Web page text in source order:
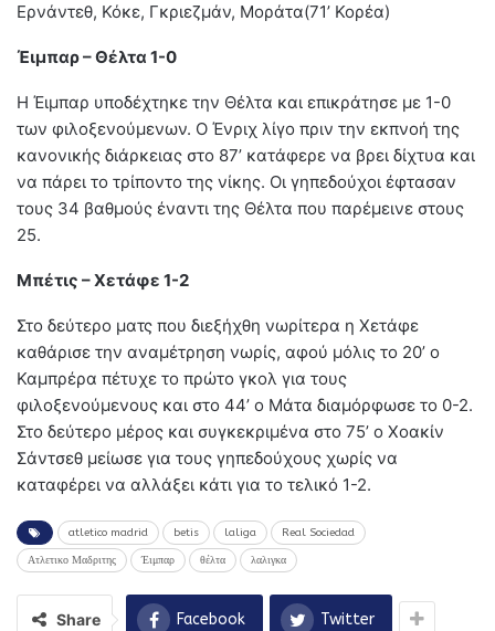
Ερνάντεθ, Κόκε, Γκριεζμάν, Μοράτα(71’ Κορέα)
Έιμπαρ – Θέλτα 1-0
Η Έιμπαρ υποδέχτηκε την Θέλτα και επικράτησε με 1-0
των φιλοξενούμενων. Ο Ένριχ λίγο πριν την εκπνοή της
κανονικής διάρκειας στο 87’ κατάφερε να βρει δίχτυα και
να πάρει το τρίποντο της νίκης. Οι γηπεδούχοι έφτασαν
τους 34 βαθμούς έναντι της Θέλτα που παρέμεινε στους
25.
Μπέτις – Χετάφε 1-2
Στο δεύτερο ματς που διεξήχθη νωρίτερα η Χετάφε
καθάρισε την αναμέτρηση νωρίς, αφού μόλις το 20’ ο
Καμπρέρα πέτυχε το πρώτο γκολ για τους
φιλοξενούμενους και στο 44’ ο Μάτα διαμόρφωσε το 0-2.
Στο δεύτερο μέρος και συγκεκριμένα στο 75’ ο Χοακίν
Σάντσεθ μείωσε για τους γηπεδούχους χωρίς να
καταφέρει να αλλάξει κάτι για το τελικό 1-2.
atletico madrid betis laliga Real Sociedad
Ατλετικο Μαδριτης Έιμπαρ θέλτα λαλιγκα
Share Facebook Twitter